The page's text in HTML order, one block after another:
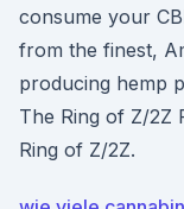
consume your
from the finest,
producing hemp
The Ring of Z/2Z
Ring of Z/2Z.